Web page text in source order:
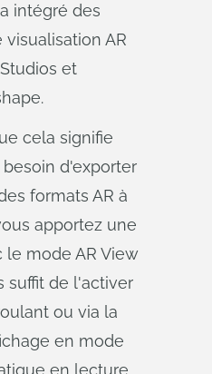
intégré des
AR
et
cela signifie
d'exporter
formats AR à
apportez une
le mode AR View
suffit de l'activer
ou via la
en mode
en lecture